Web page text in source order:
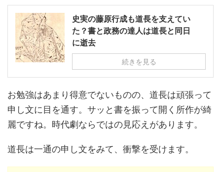
史実の藤原行成も道長を支えてい
た？書と政務の達人は道長と同日
に逝去
続きを見る
お勉強はあまり得意でないものの、道長は頑張って
申し文に目を通す。サッと書を振って開く所作が綺
麗ですね。時代劇ならではの見応えがあります。
道長は一通の申し文をみて、衝撃を受けます。